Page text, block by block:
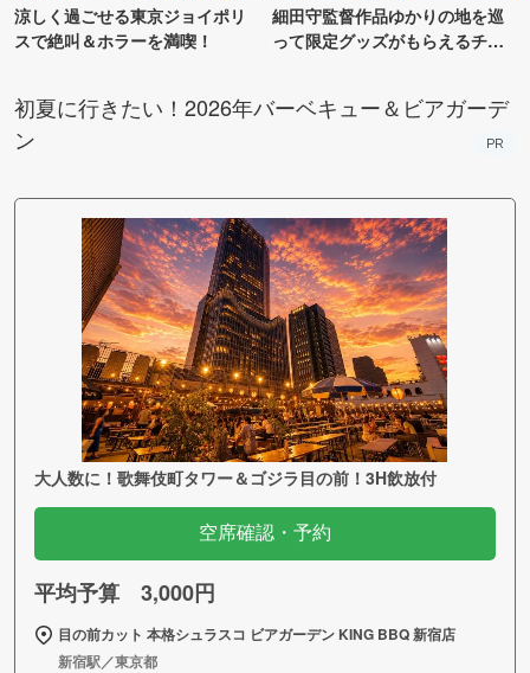
涼しく過ごせる東京ジョイポリ
スで絶叫＆ホラーを満喫！
細田守監督作品ゆかりの地を巡
って限定グッズがもらえるチャ
初夏に行きたい！2026年バーベキュー＆ビアガーデ
ン
PR
大人数に！歌舞伎町タワー＆ゴジラ目の前！3H飲放付
空席確認・予約
平均予算 3,000円
目の前カット 本格シュラスコ ビアガーデン KING BBQ 新宿店
新宿駅／東京都